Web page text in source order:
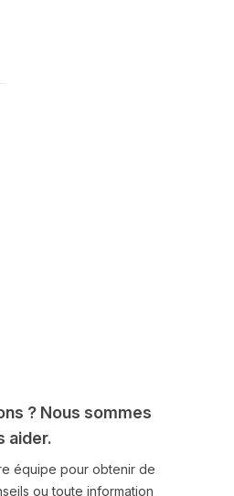
? Nous sommes
aider.
équipe pour obtenir de
ou toute information